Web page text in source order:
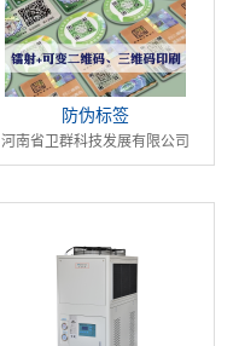
防伪标签
河南省卫群科技发展有限公司